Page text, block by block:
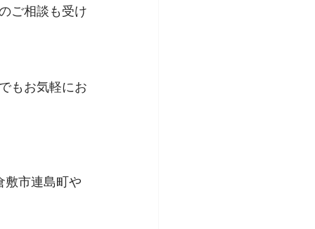
ご相談も受け
もお気軽にお
敷市連島町や